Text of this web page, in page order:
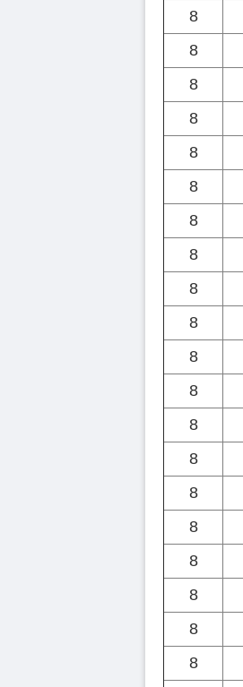
8
8
8
8
8
8
8
8
8
8
8
8
8
8
8
8
8
8
8
8